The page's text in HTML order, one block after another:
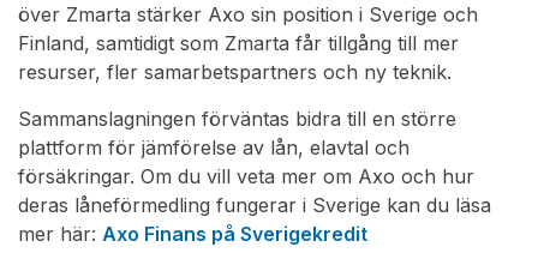
över Zmarta stärker Axo sin position i Sverige och
Finland, samtidigt som Zmarta får tillgång till mer
resurser, fler samarbetspartners och ny teknik.
Sammanslagningen förväntas bidra till en större
plattform för jämförelse av lån, elavtal och
försäkringar. Om du vill veta mer om Axo och hur
deras låneförmedling fungerar i Sverige kan du läsa
mer här: Axo Finans på Sverigekredit